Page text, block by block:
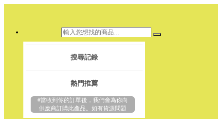
搜尋記錄
熱門推薦
#當收到你的訂單後，我們會為你向
供應商訂購此產品。如有貨源問題